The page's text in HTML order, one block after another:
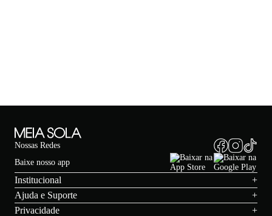
Nossas Redes
Baixe nosso app
Institucional
+
Ajuda e Suporte
+
Privacidade
+